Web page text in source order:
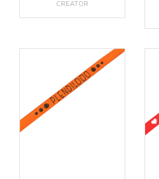
CREATOR